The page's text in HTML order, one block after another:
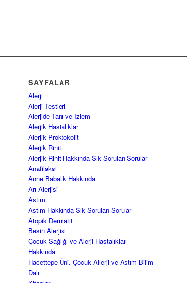
SAYFALAR
Alerji
Alerji Testleri
Alerjide Tanı ve İzlem
Alerjik Hastalıklar
Alerjik Proktokolit
Alerjik Rinit
Alerjik Rinit Hakkında Sık Sorulan Sorular
Anafilaksi
Anne Babalık Hakkında
Arı Alerjisi
Astım
Astım Hakkında Sık Sorulan Sorular
Atopik Dermatit
Besin Alerjisi
Çocuk Sağlığı ve Alerji Hastalıkları
Hakkında
Hacettepe Üni. Çocuk Allerji ve Astım Bilim
Dalı